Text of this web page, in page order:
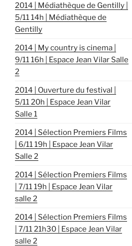
2014 | Médiathèque de Gentilly |
5/11 14h | Médiathèque de
Gentilly
2014 | My country is cinema |
9/11 16h | Espace Jean Vilar Salle
2
2014 | Ouverture du festival |
5/11 20h | Espace Jean Vilar
Salle 1
2014 | Sélection Premiers Films
| 6/11 19h | Espace Jean Vilar
Salle 2
2014 | Sélection Premiers Films
| 7/11 19h | Espace Jean Vilar
salle 2
2014 | Sélection Premiers Films
| 7/11 21h30 | Espace Jean Vilar
salle 2